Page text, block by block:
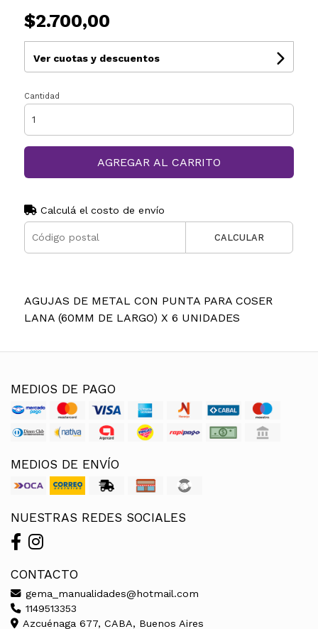
$2.700,00
Ver cuotas y descuentos
Cantidad
AGREGAR AL CARRITO
Calculá el costo de envío
CALCULAR
AGUJAS DE METAL CON PUNTA PARA COSER
LANA (60MM DE LARGO) X 6 UNIDADES
MEDIOS DE PAGO
MEDIOS DE ENVÍO
NUESTRAS REDES SOCIALES
CONTACTO
gema_manualidades@hotmail.com
1149513353
Azcuénaga 677, CABA, Buenos Aires